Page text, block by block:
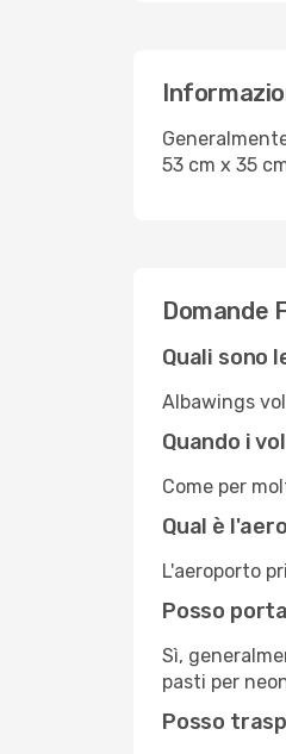
53 cm x 35
Domande
Quali sono
Albawings
Quando i
Come per
Qual è
L'aeroporto
Posso
Sì,
pasti per
Posso